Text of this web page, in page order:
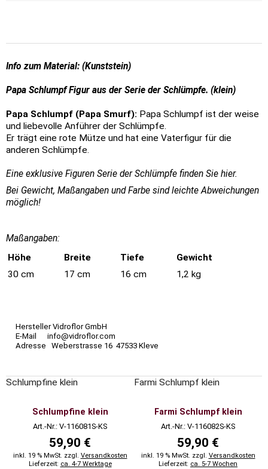
Info zum Material: (Kunststein)
Papa Schlumpf Figur aus der Serie der Schlümpfe. (klein)
Papa Schlumpf (Papa Smurf): Papa Schlumpf ist der weise
und liebevolle Anführer der Schlümpfe.
Er trägt eine rote Mütze und hat eine Vaterfigur für die
anderen Schlümpfe.
Eine exklusive Figuren Serie der Schlümpfe finden Sie hier.
Bei Gewicht, Maßangaben und Farbe sind leichte Abweichungen
möglich!
Maßangaben:
Höhe
Breite Tiefe
Gewicht
30 cm
17 cm 16 cm 1,2 kg
Hersteller Vidroflor GmbH
E-Mail info@vidroflor.com
Adresse Weberstrasse 16 47533 Kleve
Schlumpfine klein
Schlumpfine klein
Art.-Nr.: V-116081S-KS
59,90 €
inkl. 19 % MwSt. zzgl. Versandkosten
Lieferzeit: ca. 4-7 Werktage
Farmi Schlumpf klein
Farmi Schlumpf klein
Art.-Nr.: V-116082S-KS
59,90 €
inkl. 19 % MwSt. zzgl. Versandkosten
Lieferzeit: ca. 5-7 Wochen